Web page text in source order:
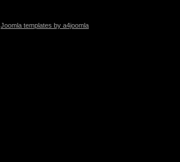
Joomla templates by a4joomla